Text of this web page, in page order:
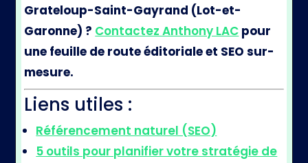
Grateloup-Saint-Gayrand (Lot-et-
Garonne) ? Contactez Anthony LAC pour
une feuille de route éditoriale et SEO sur-
mesure.
Liens utiles :
Référencement naturel (SEO)
5 outils pour planifier votre stratégie de